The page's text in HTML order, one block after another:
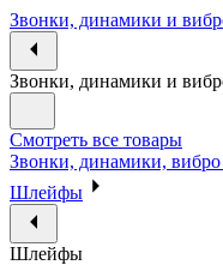
Звонки, динамики и
Звонки, динамики и
Смотреть все товары
Звонки, динамики,
Шлейфы
Шлейфы